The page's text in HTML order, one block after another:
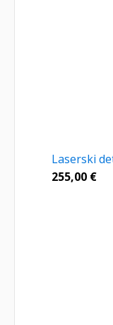
Laserski
255,00 €